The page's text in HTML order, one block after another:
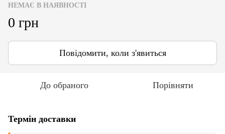
НЕМАЄ В НАЯВНОСТІ
0 грн
Повідомити, коли з'явиться
До обраного Порівняти
Термін доставки